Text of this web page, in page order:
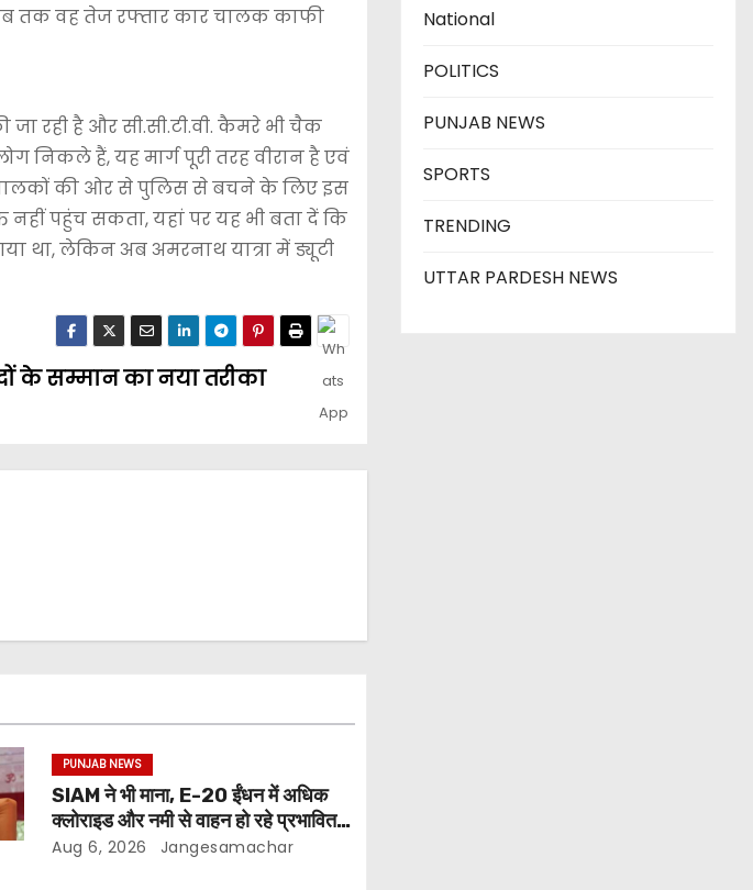
तक वह तेज रफ्तार कार चालक काफी
रही है और सी.सी.टी.वी. कैमरे भी चैक
निकले हैं, यह मार्ग पूरी तरह वीरान है एवं
की ओर से पुलिस से बचने के लिए इस
नहीं पहुंच सकता, यहां पर यह भी बता दें कि
था, लेकिन अब अमरनाथ यात्रा में ड्यूटी
के सम्मान का नया तरीका
PUNJAB NEWS
SIAM ने भी माना, E-20 ईंधन में अधिक
क्लोराइड और नमी से वाहन हो रहे प्रभावित:
अरविंद केजरीवाल
Aug 6, 2026 Jangesamachar
National
POLITICS
PUNJAB NEWS
SPORTS
TRENDING
UTTAR PARDESH NEWS